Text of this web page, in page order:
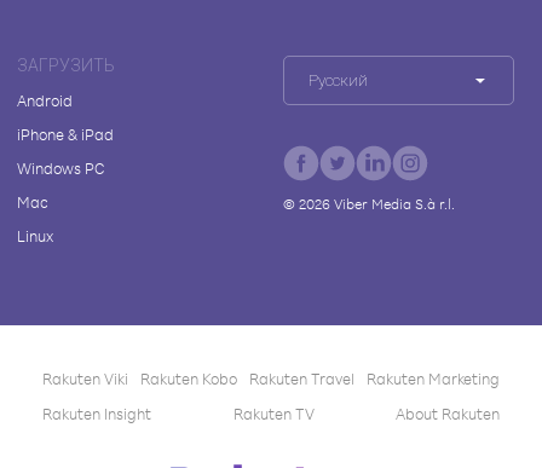
ЗАГРУЗИТЬ
Android
iPhone & iPad
Windows PC
Mac
Linux
Русский
© 2026Viber Media S.à r.l.
Rakuten Viki Rakuten Kobo Rakuten Travel
Rakuten Marketing
Rakuten Insight
Rakuten TV About Rakuten